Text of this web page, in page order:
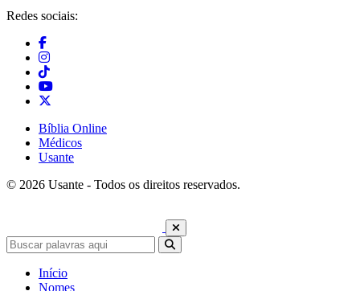
Redes sociais:
Bíblia Online
Médicos
Usante
© 2026 Usante - Todos os direitos reservados.
Início
Nomes